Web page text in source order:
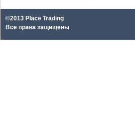
©2013 Place Trading
Все права защищены